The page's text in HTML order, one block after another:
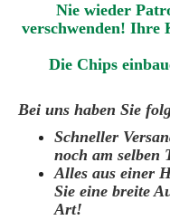
Nie wieder
verschwenden! Ihre
Die Chips
Bei uns haben Sie
Schneller
noch am selben
Alles aus einer
Sie eine breite
Art!